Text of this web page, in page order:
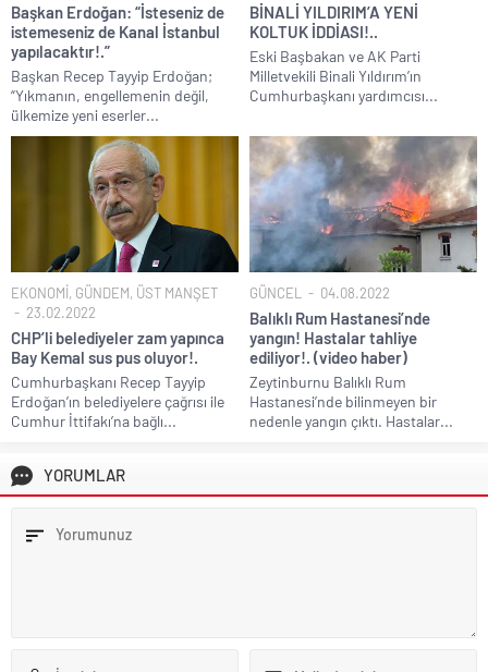
Başkan Erdoğan: “İsteseniz de
istemeseniz de Kanal İstanbul
yapılacaktır!.”
Başkan Recep Tayyip Erdoğan;
“Yıkmanın, engellemenin değil,
ülkemize yeni eserler...
BİNALİ YILDIRIM’A YENİ
KOLTUK İDDİASI!..
Eski Başbakan ve AK Parti
Milletvekili Binali Yıldırım’ın
Cumhurbaşkanı yardımcısı...
EKONOMİ, GÜNDEM, ÜST MANŞET
23.02.2022
CHP’li belediyeler zam yapınca
Bay Kemal sus pus oluyor!.
Cumhurbaşkanı Recep Tayyip
Erdoğan’ın belediyelere çağrısı ile
Cumhur İttifakı’na bağlı...
GÜNCEL 04.08.2022
Balıklı Rum Hastanesi’nde
yangın! Hastalar tahliye
ediliyor!. (video haber)
Zeytinburnu Balıklı Rum
Hastanesi’nde bilinmeyen bir
nedenle yangın çıktı. Hastalar...
YORUMLAR